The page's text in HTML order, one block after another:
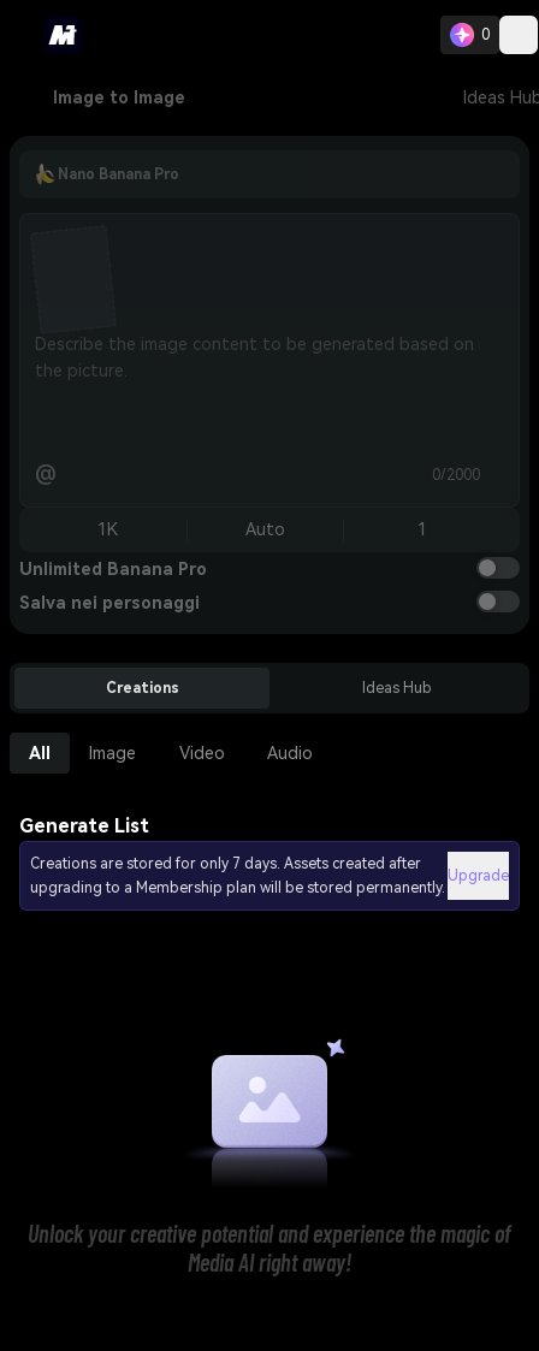
0
Image to Image Ideas
Nano Banana Pro
@ 0/2000
1K Auto 1
Unlimited Banana Pro
Salva nei personaggi
Creations Ideas Hub
All Image Video Audio
Generate List
Creations are stored for only 7 days. Assets created after
upgrading to a Membership plan will be stored permanently.
Upgrade
Unlock your creative potential and experience the magic of
Media AI right away!